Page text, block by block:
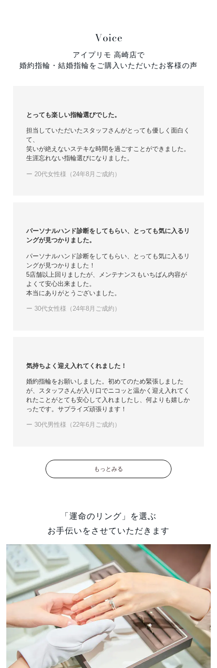
Voice
アイプリモ 高崎店で
婚約指輪・結婚指輪をご購入いただいたお客様の声
とっても楽しい指輪選びでした。
担当していただいたスタッフさんがとっても優しく面白く
て、
笑いが絶えないステキな時間を過ごすことができました。
生涯忘れない指輪選びになりました。
ー 20代女性様（24年8月ご成約）
パーソナルハンド診断をしてもらい、とっても気に入るリ
ングが見つかりました。
パーソナルハンド診断をしてもらい、とっても気に入るリ
ングが見つかりました！
5店舗以上回りましたが、メンテナンスもいちばん内容が
よくて安心出来ました。
本当にありがとうございました。
ー 30代女性様（24年8月ご成約）
気持ちよく迎え入れてくれました！
婚約指輪をお願いしました。初めてのため緊張しました
が、スタッフさんが入り口でニコッと温かく迎え入れてく
れたことがとても安心して入れましたし、何よりも嬉しか
ったです。サプライズ頑張ります！
ー 30代男性様（22年6月ご成約）
もっとみる
「運命のリング」を選ぶ
お手伝いをさせていただきます